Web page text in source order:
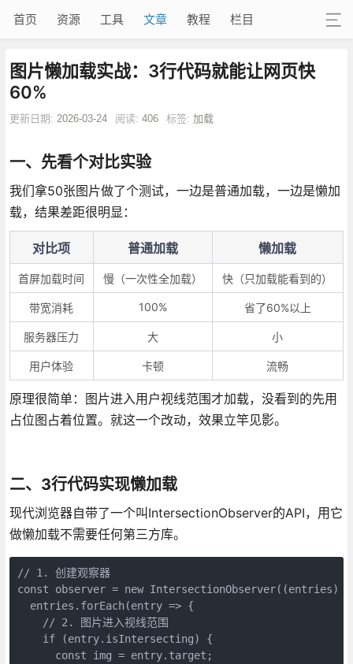
首页 资源 工具 文章 教程 栏目
图片懒加载实战：3行代码就能让网页快
60%
更新日期: 2026-03-24 阅读: 406 标签: 加载
一、先看个对比实验
我们拿50张图片做了个测试，一边是普通加载，一边是懒加
载，结果差距很明显：
对比项 普通加载 懒加载
首屏加载时间 慢（一次性全加载） 快（只加载能看到的）
带宽消耗 100% 省了60%以上
服务器压力 大 小
用户体验 卡顿 流畅
原理很简单：图片进入用户视线范围才加载，没看到的先用
占位图占着位置。就这一个改动，效果立竿见影。
二、3行代码实现懒加载
现代浏览器自带了一个叫IntersectionObserver的API，用它
做懒加载不需要任何第三方库。
// 1. 创建观察器
const observer = new IntersectionObserver((entries)
  entries.forEach(entry => {
    // 2. 图片进入视线范围
    if (entry.isIntersecting) {
      const img = entry.target;